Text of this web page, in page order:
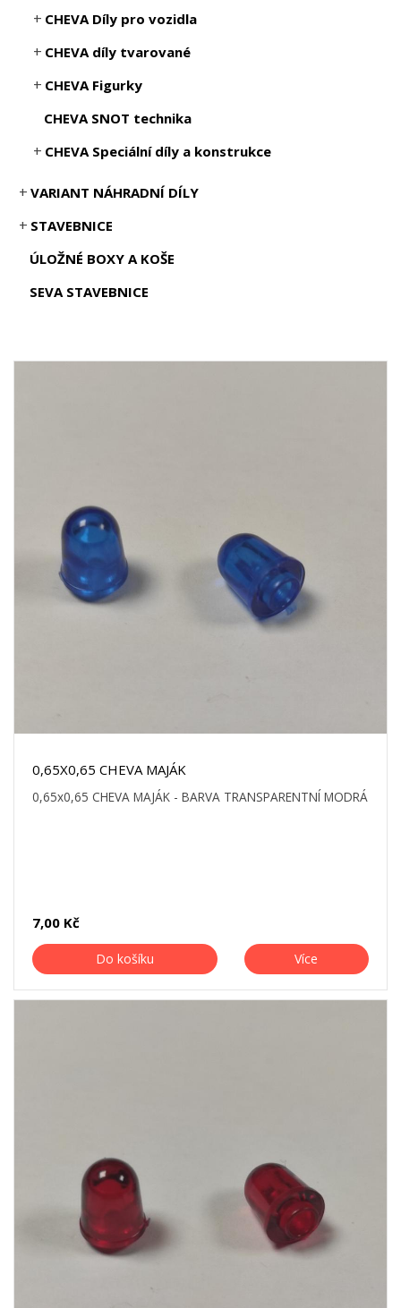
0,65X0,65 CHEVA MAJÁK
0,65x0,65 CHEVA MAJÁK - BARVA TRANSPARENTNÍ MODRÁ
7,00 Kč
Do košíku Více
CHEVA Díly pro vozidla
CHEVA díly tvarované
CHEVA Figurky
CHEVA SNOT technika
CHEVA Speciální díly a konstrukce
VARIANT NÁHRADNÍ DÍLY
STAVEBNICE
ÚLOŽNÉ BOXY A KOŠE
SEVA STAVEBNICE